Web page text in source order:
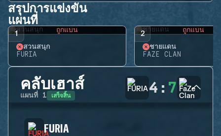
สรุปการแข่งขัน
แผนที่
1 ถูกแบน
สวนสนุก
FURIA
2 ถูกแบน
ชายแดน
FAZE CLAN
คลับเฮาส์
แผนที่ 1 เสร็จสิ้น 4 : 7
FURIA